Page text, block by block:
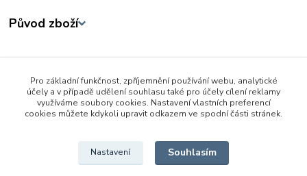
Původ zboží
Zboží zařazeno v kategoriích
3 - 6 let
Zvířátka a dinosauři
Pro základní funkčnost, zpříjemnění používání webu, analytické
účely a v případě udělení souhlasu také pro účely cílení reklamy
využíváme soubory cookies. Nastavení vlastních preferencí
cookies můžete kdykoli upravit odkazem ve spodní části stránek.
Nastavení Souhlasím